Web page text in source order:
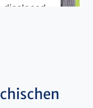
disclosed